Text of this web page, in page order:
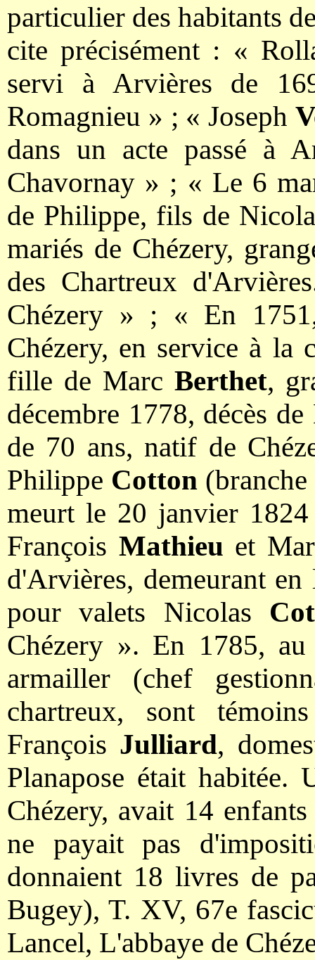
particulier des habitants
cite précisément : «
servi à Arvières de
Romagnieu » ; « Joseph
dans un acte passé à
Chavornay » ; « Le 6
de Philippe, fils de
mariés de Chézery,
des Chartreux
Chézery » ; « En
Chézery, en service à la
fille de MarcBerthet,
décembre 1778, décès
de 70 ans, natif de
Philippe Cotton
meurt le 20 janvier
François Mathieu et
d'Arvières, demeurant
pour valets Nicolas
Chézery ». En 1785,
armailler (chef
chartreux, sont
François Julliard,
Planapose était
Chézery, avait 14
ne payait pas
donnaient 18 livres de
Bugey), T. XV, 67e
Lancel, L'abbaye de